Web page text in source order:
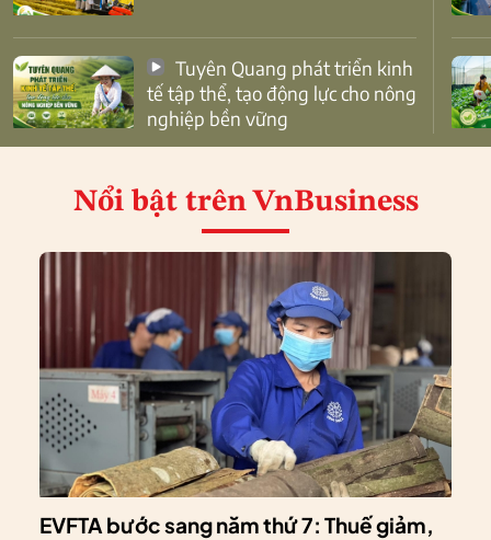
tế tập thể, tạo động lực cho nông
nghiệp bền vững
Nổi bật trên VnBusiness
EVFTA bước sang năm thứ 7: Thuế giảm,